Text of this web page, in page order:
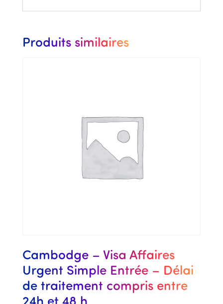
Produits similaires
Cambodge – Visa Affaires
Urgent Simple Entrée – Délai
de traitement compris entre
24h et 48 h